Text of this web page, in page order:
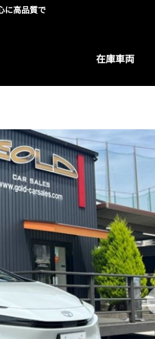
に高品質で
在庫車両